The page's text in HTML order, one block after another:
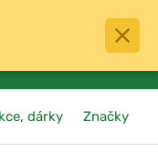
0
košík
dárky Značky